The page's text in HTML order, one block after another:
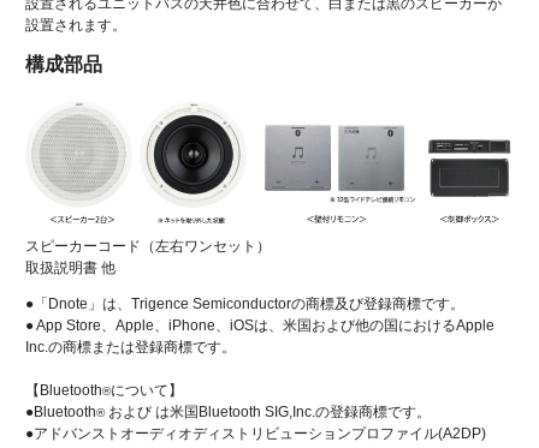
設置されるユニットバスの天井色に合わせて、白または黒のスピーカーが
設置されます。
構成部品
スピーカーコード（左右ワンセット）
取扱説明書 他
●「Dnote」は、Trigence Semiconductorの商標及び登録商標です。
● App Store、Apple、iPhone、iOSは、米国および他の国におけるApple
Inc.の商標または登録商標です。
【Bluetooth®について】
●Bluetooth®および は米国Bluetooth SIG,Inc.の登録商標です。
●アドバンストオーディオディストリビューションプロファイル(A2DP)